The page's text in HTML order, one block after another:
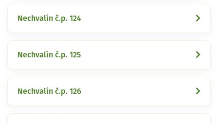
Nechvalín č.p. 124
Nechvalín č.p. 125
Nechvalín č.p. 126